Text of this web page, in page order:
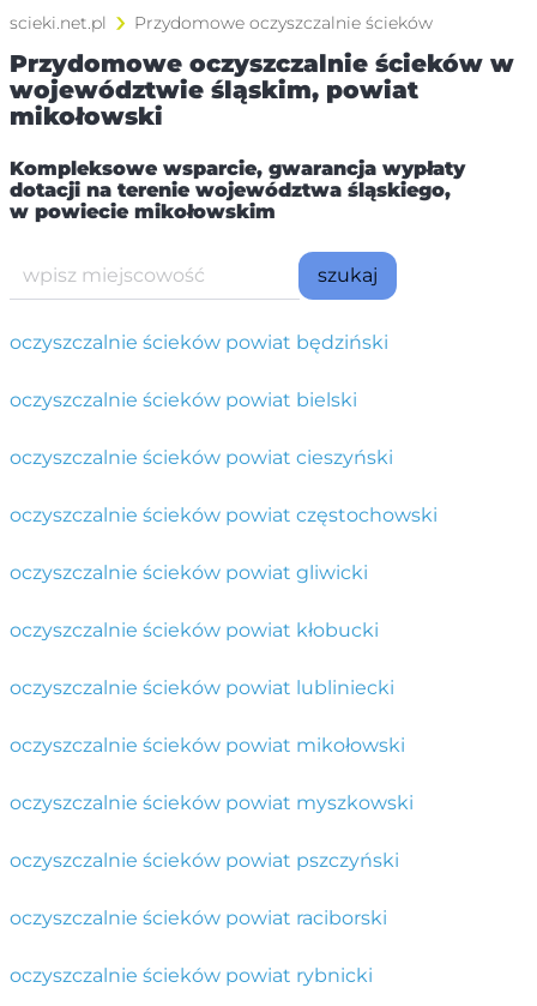
scieki.net.pl Przydomowe oczyszczalnie ścieków
Przydomowe oczyszczalnie ścieków w
województwie śląskim, powiat
mikołowski
Kompleksowe wsparcie, gwarancja wypłaty
dotacji na terenie województwa śląskiego,
w powiecie mikołowskim
szukaj
oczyszczalnie ścieków powiat będziński
oczyszczalnie ścieków powiat bielski
oczyszczalnie ścieków powiat cieszyński
oczyszczalnie ścieków powiat częstochowski
oczyszczalnie ścieków powiat gliwicki
oczyszczalnie ścieków powiat kłobucki
oczyszczalnie ścieków powiat lubliniecki
oczyszczalnie ścieków powiat mikołowski
oczyszczalnie ścieków powiat myszkowski
oczyszczalnie ścieków powiat pszczyński
oczyszczalnie ścieków powiat raciborski
oczyszczalnie ścieków powiat rybnicki